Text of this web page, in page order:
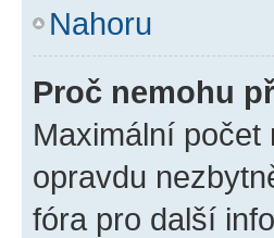
Nahoru
Proč nemohu
Maximální
opravdu
fóra pro další